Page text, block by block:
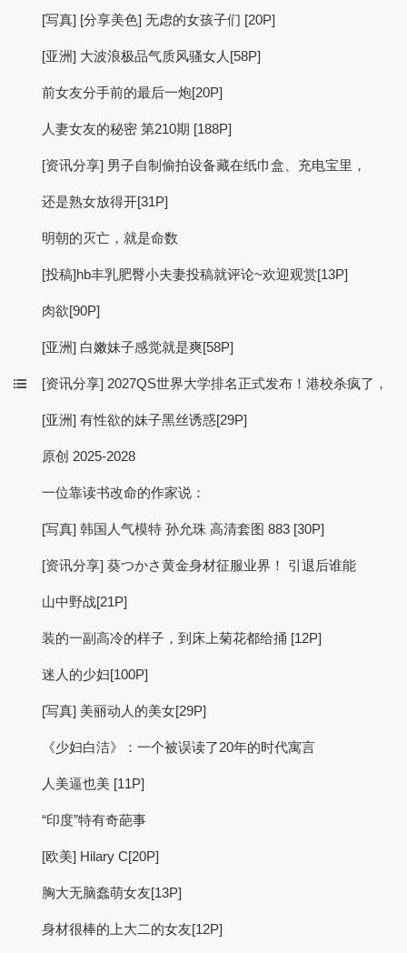
[写真] [分享美色] 无虑的女孩子们 [20P]
[亚洲] 大波浪极品气质风骚女人[58P]
前女友分手前的最后一炮[20P]
人妻女友的秘密 第210期 [188P]
[资讯分享] 男子自制偷拍设备藏在纸巾盒、充电宝里，
还是熟女放得开[31P]
明朝的灭亡，就是命数
[投稿]hb丰乳肥臀小夫妻投稿就评论~欢迎观赏[13P]
肉欲[90P]
[亚洲] 白嫩妹子感觉就是爽[58P]
[资讯分享] 2027QS世界大学排名正式发布！港校杀疯了，
[亚洲] 有性欲的妹子黑丝诱惑[29P]
原创 2025-2028
一位靠读书改命的作家说：
[写真] 韩国人气模特 孙允珠 高清套图 883 [30P]
[资讯分享] 葵つかさ黄金身材征服业界！ 引退后谁能
山中野战[21P]
装的一副高冷的样子，到床上菊花都给捅 [12P]
迷人的少妇[100P]
[写真] 美丽动人的美女[29P]
《少妇白洁》：一个被误读了20年的时代寓言
人美逼也美 [11P]
“印度”特有奇葩事
[欧美] Hilary C[20P]
胸大无脑蠢萌女友[13P]
身材很棒的上大二的女友[12P]